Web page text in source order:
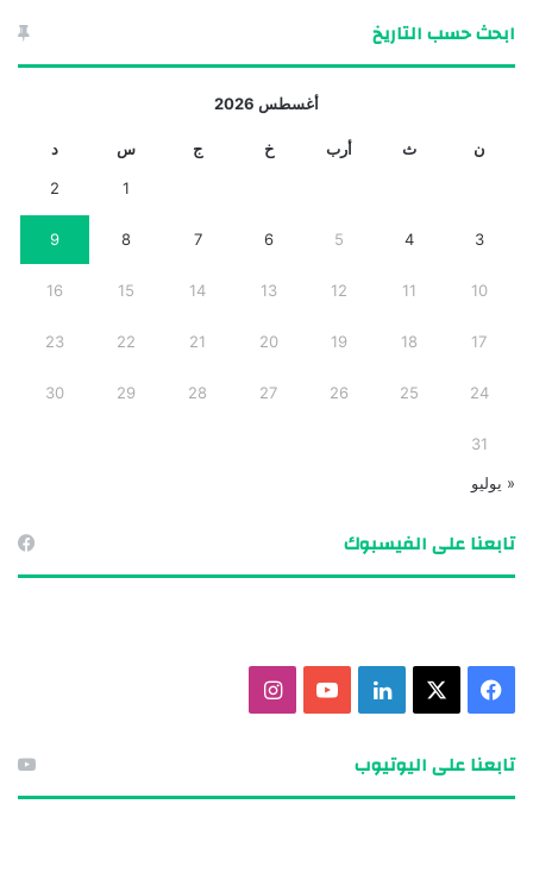
ابحث حسب التاريخ
أغسطس 2026
ن ث أرب خ ج س د
1
2
3
4
5
6
7
8
9
10
11
12
13
14
15
16
17
18
19
20
21
22
23
24
25
26
27
28
29
30
31
« يوليو
تابعنا على الفيسبوك
تابعنا على اليوتيوب